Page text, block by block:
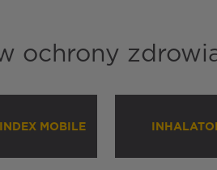
ochrony
MOBILE